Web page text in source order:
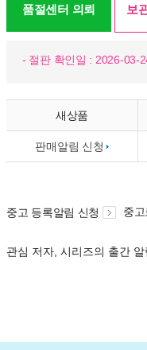
품절센터 의뢰 보
- 절판 확인일 : 2026-03-
새상품
판매알림 신청
중고 등록알림 신청 중
관심 저자, 시리즈의 출간